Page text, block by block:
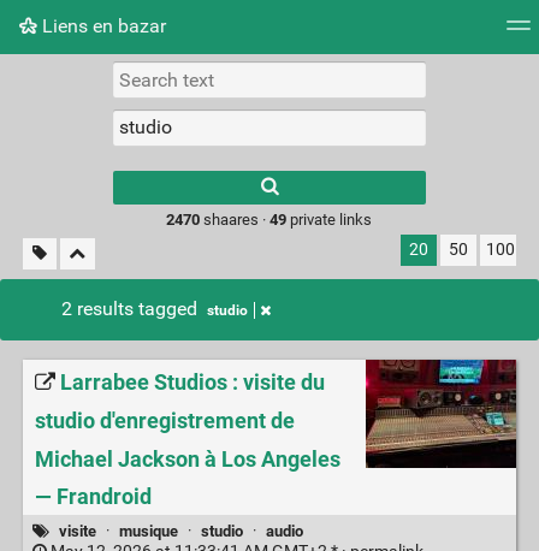
Liens en bazar
Picture wall
2470 shaares ·49 private links
20 50 100
2 results tagged studio
Larrabee Studios : visite du
studio d'enregistrement de
Michael Jackson à Los Angeles
— Frandroid
visite · musique · studio · audio